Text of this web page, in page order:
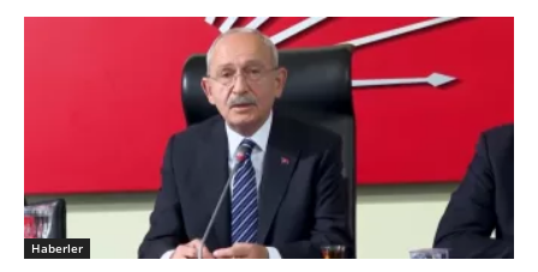
Haberler